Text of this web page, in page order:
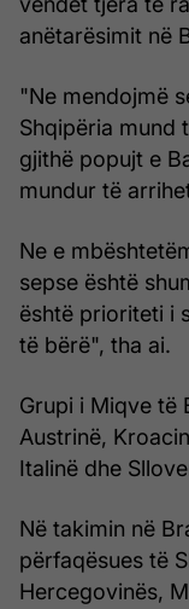
anëtarësimit në
"Ne mendojmë
Shqipëria mund
gjithë popujt e
mundur të
Ne e
sepse është
është prioriteti i
të bërë", tha ai.
Grupi i Miqve të
Austrinë,
Italinë dhe
Në takimin në
përfaqësues të
Hercegovinës,